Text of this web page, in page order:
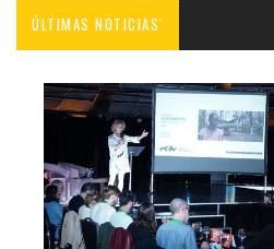
ÚLTIMAS NOTICIAS'